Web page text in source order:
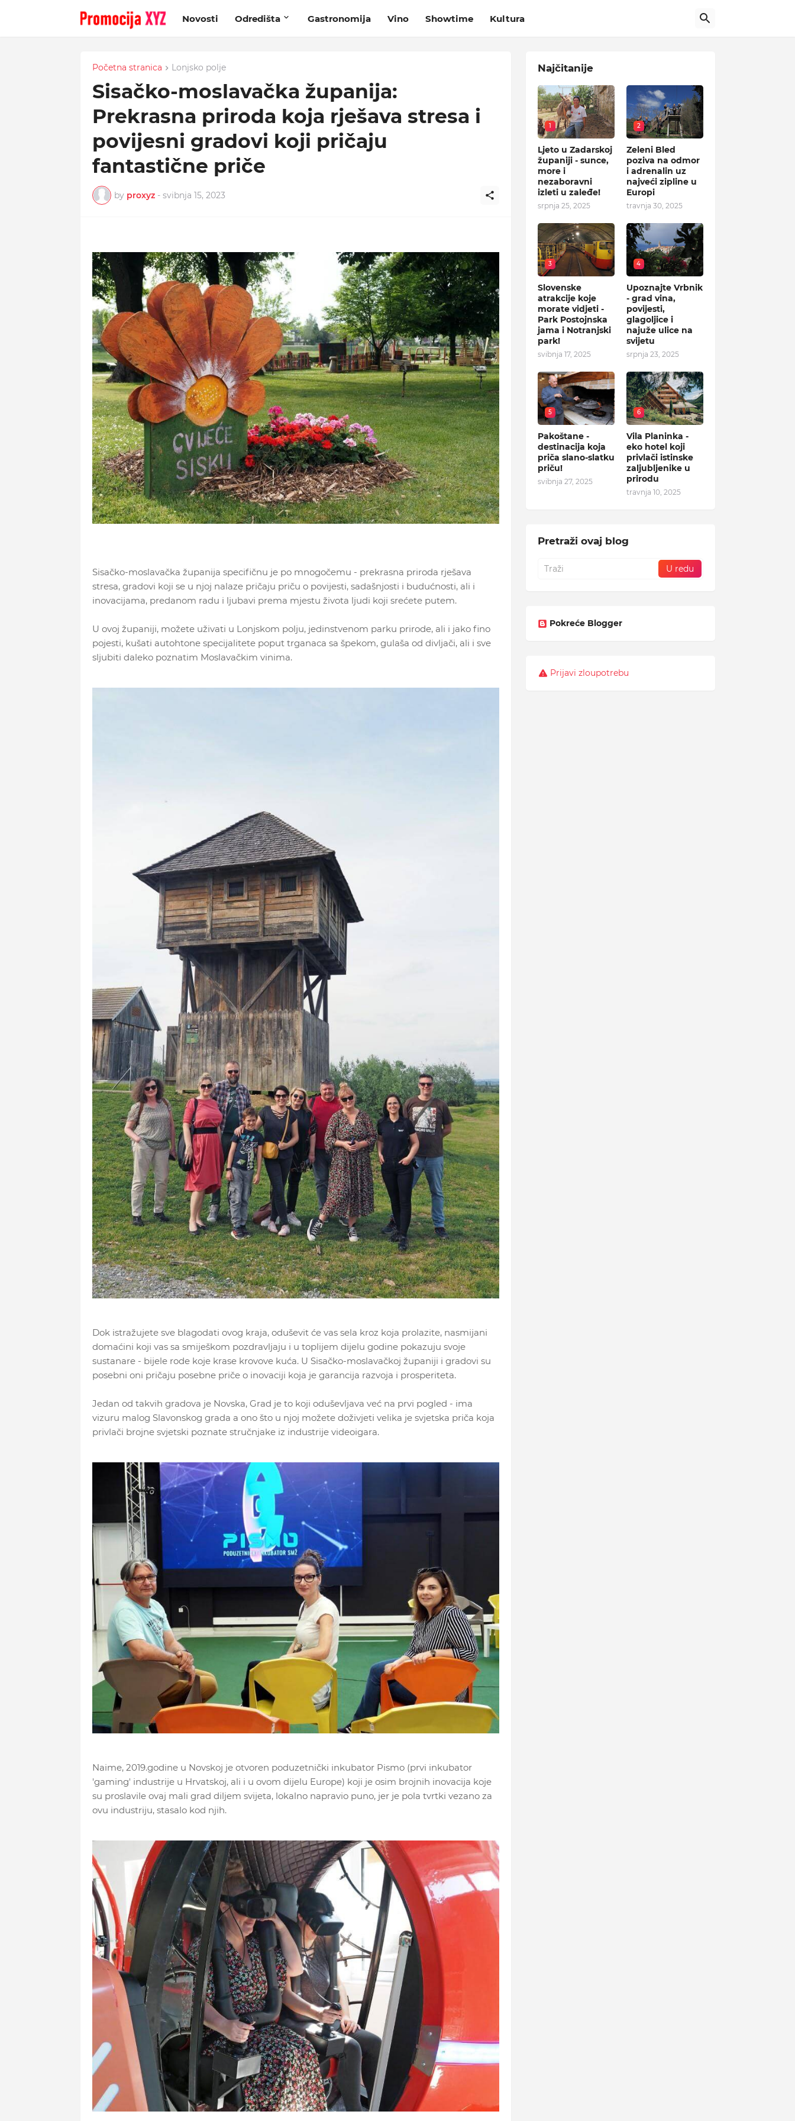
Novosti Odredišta Gastronomija Vino Showtime Kultura
Početna stranica Lonjsko polje
Sisačko-moslavačka županija:
Prekrasna priroda koja rješava stresa i
povijesni gradovi koji pričaju
fantastične priče
by proxyz - svibnja 15, 2023
Sisačko-moslavačka županija specifičnu je po mnogočemu - prekrasna priroda rješava
stresa, gradovi koji se u njoj nalaze pričaju priču o povijesti, sadašnjosti i budućnosti, ali i
inovacijama, predanom radu i ljubavi prema mjestu života ljudi koji srećete putem.
U ovoj županiji, možete uživati u Lonjskom polju, jedinstvenom parku prirode, ali i jako fino
pojesti, kušati autohtone specijalitete poput trganaca sa špekom, gulaša od divljači, ali i sve
sljubiti daleko poznatim Moslavačkim vinima.
Dok istražujete sve blagodati ovog kraja, oduševit će vas sela kroz koja prolazite, nasmijani
domaćini koji vas sa smiješkom pozdravljaju i u toplijem dijelu godine pokazuju svoje
sustanare - bijele rode koje krase krovove kuća. U Sisačko-moslavačkoj županiji i gradovi su
posebni oni pričaju posebne priče o inovaciji koja je garancija razvoja i prosperiteta.
Jedan od takvih gradova je Novska, Grad je to koji oduševljava već na prvi pogled - ima
vizuru malog Slavonskog grada a ono što u njoj možete doživjeti velika je svjetska priča koja
privlači brojne svjetski poznate stručnjake iz industrije videoigara.
Naime, 2019.godine u Novskoj je otvoren poduzetnički inkubator Pismo (prvi inkubator
'gaming' industrije u Hrvatskoj, ali i u ovom dijelu Europe) koji je osim brojnih inovacija koje
su proslavile ovaj mali grad diljem svijeta, lokalno napravio puno, jer je pola tvrtki vezano za
ovu industriju, stasalo kod njih.
Najčitanije
1
Ljeto u Zadarskoj
županiji - sunce,
more i
nezaboravni
izleti u zaleđe!
srpnja 25, 2025
2
Zeleni Bled
poziva na odmor
i adrenalin uz
najveći zipline u
Europi
travnja 30, 2025
3
Slovenske
atrakcije koje
morate vidjeti -
Park Postojnska
jama i Notranjski
park!
svibnja 17, 2025
4
Upoznajte Vrbnik
- grad vina,
povijesti,
glagoljice i
najuže ulice na
svijetu
srpnja 23, 2025
5
Pakoštane -
destinacija koja
priča slano-slatku
priču!
svibnja 27, 2025
6
Vila Planinka -
eko hotel koji
privlači istinske
zaljubljenike u
prirodu
travnja 10, 2025
Pretraži ovaj blog
Pokreće Blogger
Prijavi zloupotrebu